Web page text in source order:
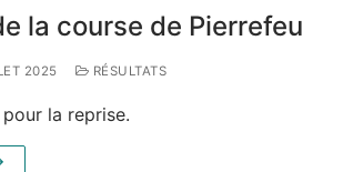
la course de Pierrefeu
2025 RÉSULTATS
la reprise.